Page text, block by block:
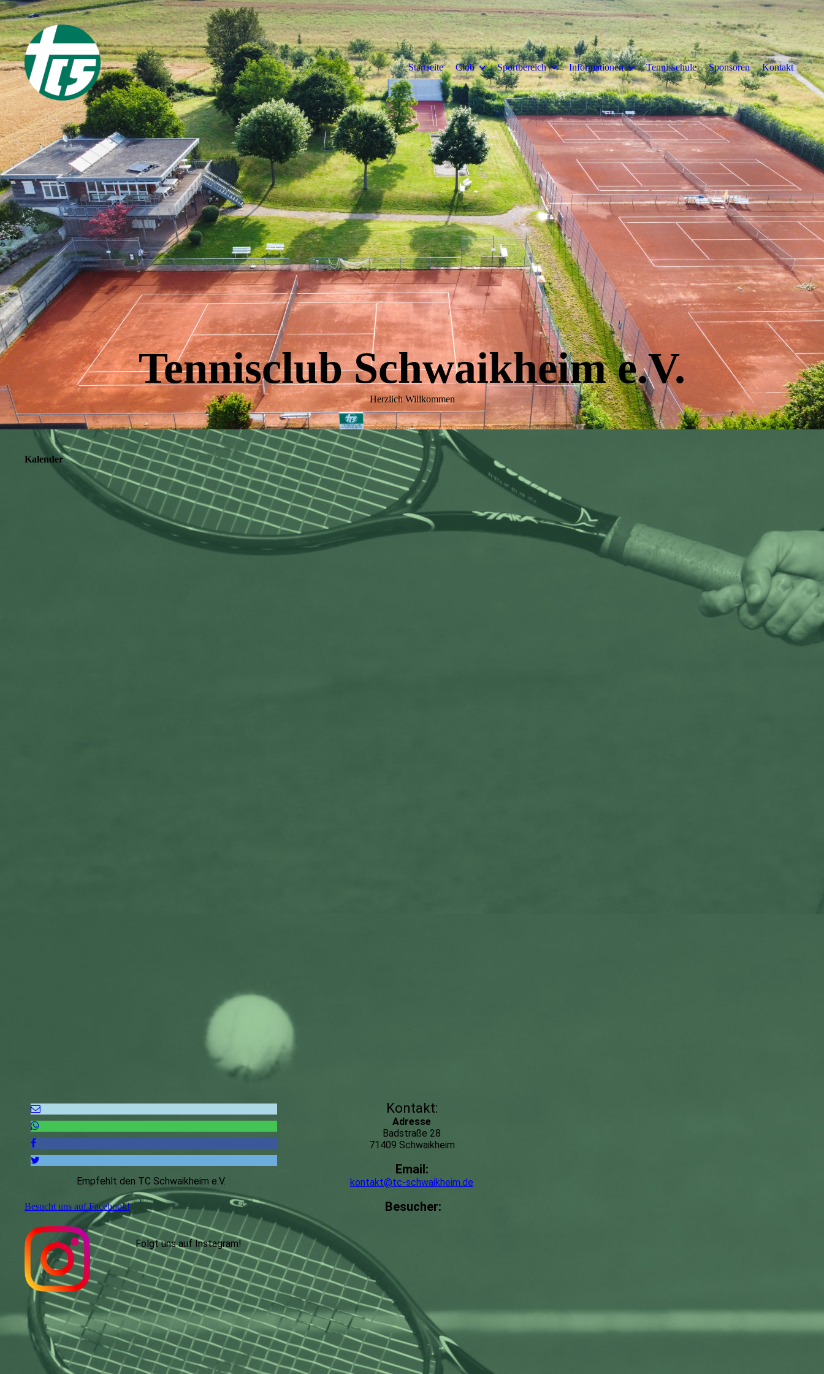
Startseite Club Sportbereich Informationen Tennisschule Sponsoren Kontakt
Tennisclub Schwaikheim e.V.
Herzlich Willkommen
Kalender
Empfehlt den TC Schwaikheim e.V.
Besucht uns auf Facebook!
Folgt uns auf Instagram!
Kontakt:
Adresse
Badstraße 28
71409 Schwaikheim
Email:
kontakt@tc-schwaikheim.de
Besucher: